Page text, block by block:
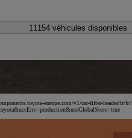
11154 véhicules disponibles
europe.com/v1/car-filter-header/fr/fr?